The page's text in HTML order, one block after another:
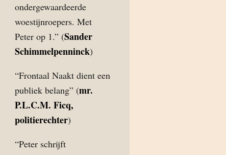
ondergewaardeerde
woestijnroepers. Met
Peter op 1.” (Sander
Schimmelpenninck)
“Frontaal Naakt dient een
publiek belang” (mr.
P.L.C.M. Ficq,
politierechter)
“Peter schrijft